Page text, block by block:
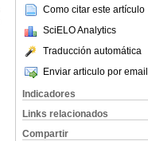
Como citar este artículo
SciELO Analytics
Traducción automática
Enviar articulo por email
Indicadores
Links relacionados
Compartir